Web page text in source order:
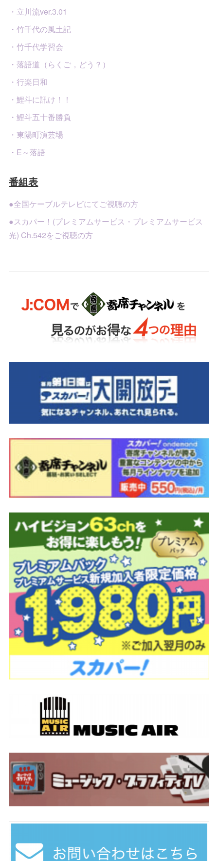
・立川流ver.3.01
・竹千代の風土記
・竹千代学習会
・落語道（らくご，どう？）
・行楽日和
・鯉斗に訊け！！
・鯉斗五十番勝負
・東陽町演芸場
・E～落語
番組表
●全国ケーブルテレビにてご視聴の方
●スカパー！(プレミアムサービス・プレミアムサービス
光) Ch.542をご視聴の方